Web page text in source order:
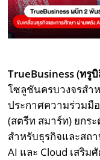
TrueBusiness (ทรูบิ
โซลูชันครบวงจรสำ
ประกาศความร่วมมือ
(สตรีท สมาร์ท) ยกร
สำหรับธุรกิจและสถ
AI และ Cloud เสริม